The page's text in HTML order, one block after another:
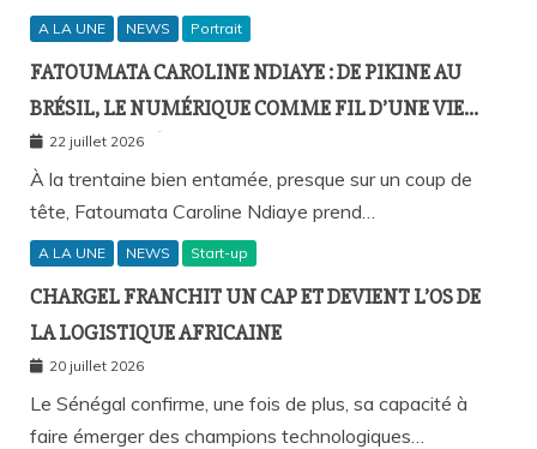
A LA UNE NEWS Portrait
FATOUMATA CAROLINE NDIAYE : DE PIKINE AU
BRÉSIL, LE NUMÉRIQUE COMME FIL D’UNE VIE
SANS FRONTIÈRES
22 juillet 2026
À la trentaine bien entamée, presque sur un coup de
tête, Fatoumata Caroline Ndiaye prend…
A LA UNE NEWS Start-up
CHARGEL FRANCHIT UN CAP ET DEVIENT L’OS DE
LA LOGISTIQUE AFRICAINE
20 juillet 2026
Le Sénégal confirme, une fois de plus, sa capacité à
faire émerger des champions technologiques…